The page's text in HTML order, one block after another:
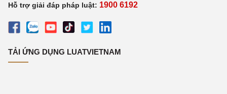
Hỗ trợ giải đáp pháp luật: 1900 6192
TẢI ỨNG DỤNG LUATVIETNAM